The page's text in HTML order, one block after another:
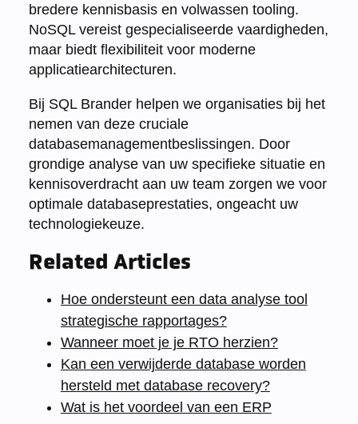
bredere kennisbasis en volwassen tooling.
NoSQL vereist gespecialiseerde vaardigheden,
maar biedt flexibiliteit voor moderne
applicatiearchitecturen.
Bij SQL Brander helpen we organisaties bij het
nemen van deze cruciale
databasemanagementbeslissingen. Door
grondige analyse van uw specifieke situatie en
kennisoverdracht aan uw team zorgen we voor
optimale databaseprestaties, ongeacht uw
technologiekeuze.
Related Articles
Hoe ondersteunt een data analyse tool
strategische rapportages?
Wanneer moet je je RTO herzien?
Kan een verwijderde database worden
hersteld met database recovery?
Wat is het voordeel van een ERP